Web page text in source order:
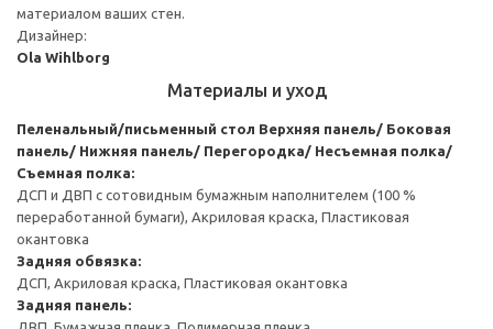
материалом ваших стен.
Дизайнер:
Ola Wihlborg
Материалы и уход
Пеленальный/письменный стол Верхняя панель/ Боковая
панель/ Нижняя панель/ Перегородка/ Несъемная полка/
Съемная полка:
ДСП и ДВП с сотовидным бумажным наполнителем (100 %
переработанной бумаги), Акриловая краска, Пластиковая
окантовка
Задняя обвязка:
ДСП, Акриловая краска, Пластиковая окантовка
Задняя панель: